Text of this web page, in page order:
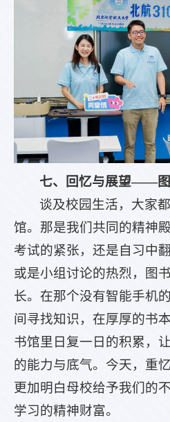
七、回忆与展望——
谈及校园生活，大家
馆。那是我们共同的精神
考试的紧张，还是自习中
或是小组讨论的热烈，图
长。在那个没有智能手机
间寻找知识，在厚厚的书
书馆里日复一日的积累，
的能力与底气。今天，重
更加明白母校给予我们的
学习的精神财富。